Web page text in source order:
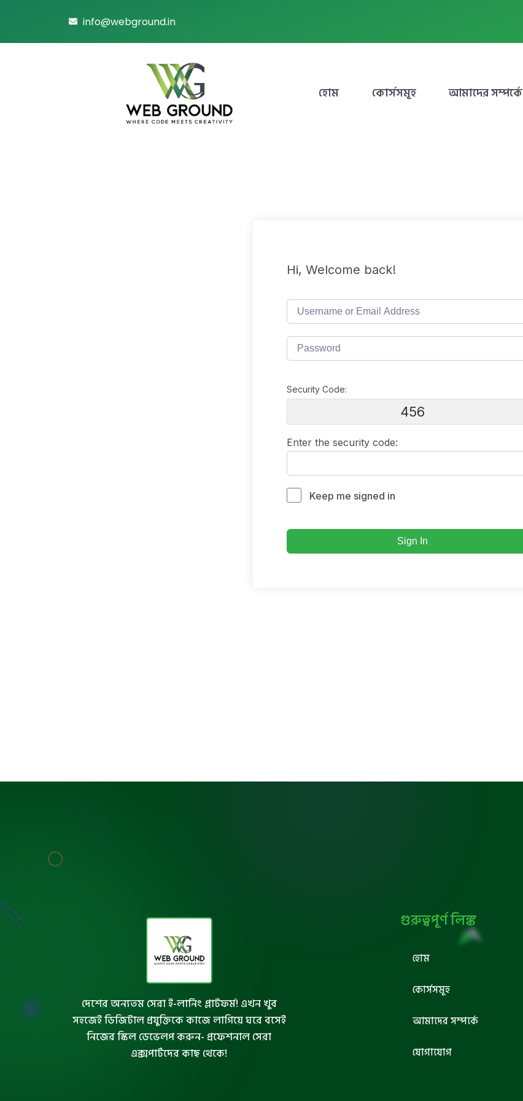
info@webground.in
হোম কোর্সসমূহ আমাদের সম্পর্কে
Hi, Welcome back!
Security Code:
456
Enter the security code:
Keep me signed in
Sign In
দেশের অন্যতম সেরা ই-লার্নিং প্লাটফর্ম! এখন খুব
সহজেই ডিজিটাল প্রযুক্তিকে কাজে লাগিয়ে ঘরে বসেই
নিজের স্কিল ডেভেলপ করুন- প্রফেশনাল সেরা
এক্সপার্টদের কাছ থেকে!
গুরুত্বপূর্ণ লিঙ্ক
হোম
কোর্সসমূহ
আমাদের সম্পর্কে
যোগাযোগ